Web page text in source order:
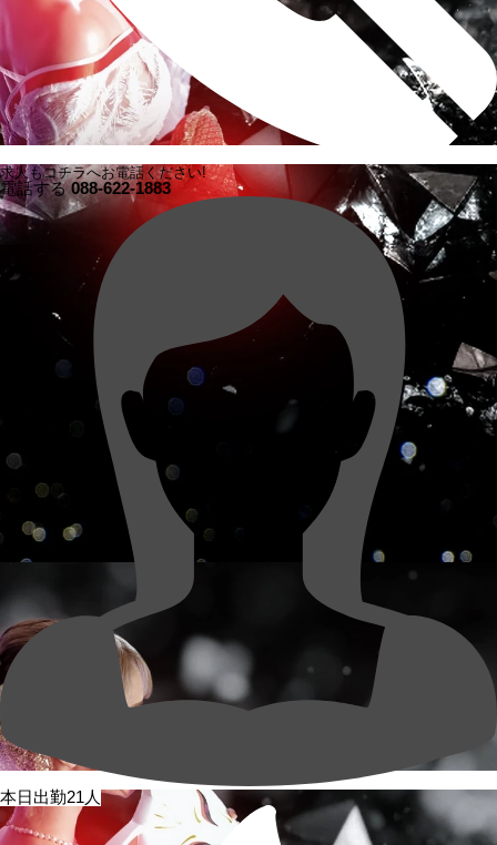
求人もコチラへお電話ください!
電話する088-622-1883
本日出勤21人